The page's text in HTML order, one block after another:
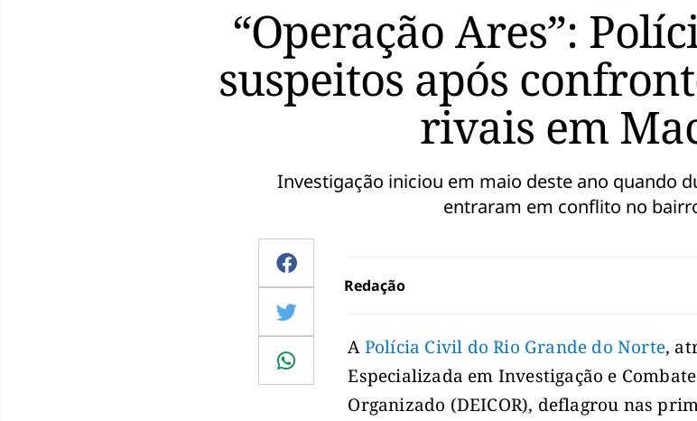
“Operação Ares”:
suspeitos após
rivais em
Investigação iniciou em maio deste ano quando
entraram em conflito no
Redação
APolícia Civil do Rio Grande do Norte,
Especializada em Investigação e
Organizado (DEICOR), deflagrou nas